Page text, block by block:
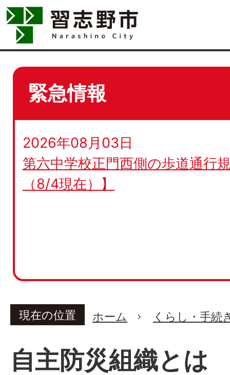
緊急情報
2026年08月03日
第六中学校正門西側の歩道通行
（8/4現在）】
現在の位置 ホーム くらし・手続
自主防災組織とは